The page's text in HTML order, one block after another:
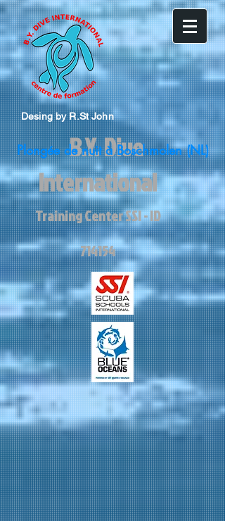
Desing by R.St John
B.Y. Dive
International​​
Training Center SSI - ID
714154
Plongée de nuit à Boschmolen (NL)